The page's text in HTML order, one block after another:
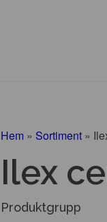
Hem » Sortiment »
Ilex
Produktgrupp